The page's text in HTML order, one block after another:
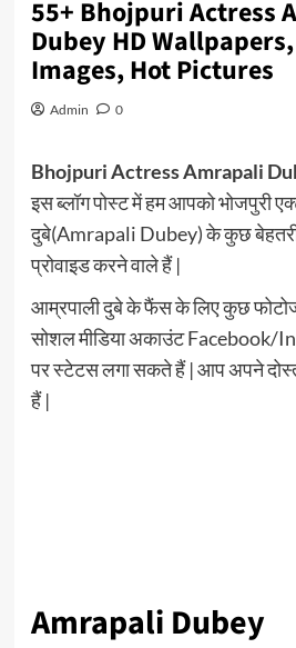
55+ Bhojpuri Actress
Dubey HD
Images, Hot Pictures
Admin 0
Bhojpuri Actress Amrapali
इस ब्लॉग पोस्ट में हम आपको भोजपुरी
दुबे(Amrapali Dubey) के कुछ
प्रोवाइड करने वाले हैं |
आम्रपाली दुबे के फैंस के लिए कुछ
सोशल मीडिया अकाउंट
पर स्टेटस लगा सकते हैं | आप अपने
हैं |
Amrapali Dubey